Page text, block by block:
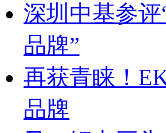
深圳中基参评
品牌”
再获青睐！
品牌